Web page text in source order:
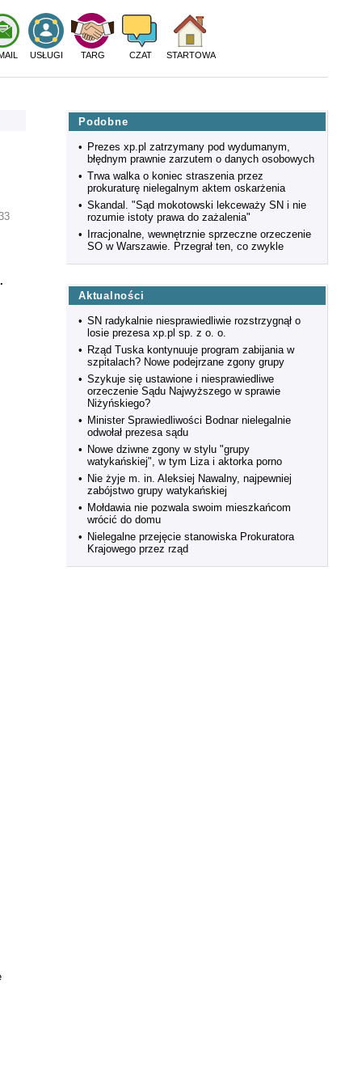
USŁUGI TARG CZAT STARTOWA
Podobne
• Prezes xp.pl zatrzymany pod wydumanym,
błędnym prawnie zarzutem o danych osobowych
• Trwa walka o koniec straszenia przez
prokuraturę nielegalnym aktem oskarżenia
• Skandal. "Sąd mokotowski lekceważy SN i nie
rozumie istoty prawa do zażalenia"
•
Irracjonalne, wewnętrznie sprzeczne orzeczenie
SO w Warszawie. Przegrał ten, co zwykle
Aktualności
• SN radykalnie niesprawiedliwie rozstrzygnął o
losie prezesa xp.pl sp. z o. o.
• Rząd Tuska kontynuuje program zabijania w
szpitalach? Nowe podejrzane zgony grupy
• Szykuje się ustawione i niesprawiedliwe
orzeczenie Sądu Najwyższego w sprawie
Niżyńskiego?
• Minister Sprawiedliwości Bodnar nielegalnie
odwołał prezesa sądu
• Nowe dziwne zgony w stylu "grupy
watykańskiej", w tym Liza i aktorka porno
• Nie żyje m. in. Aleksiej Nawalny, najpewniej
zabójstwo grupy watykańskiej
• Mołdawia nie pozwala swoim mieszkańcom
wrócić do domu
• Nielegalne przejęcie stanowiska Prokuratora
Krajowego przez rząd